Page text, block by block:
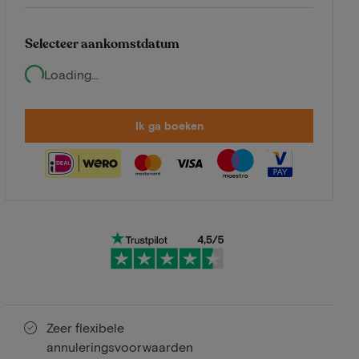
Selecteer aankomstdatum
Loading...
Ik ga boeken
Zeer flexibele
annuleringsvoorwaarden